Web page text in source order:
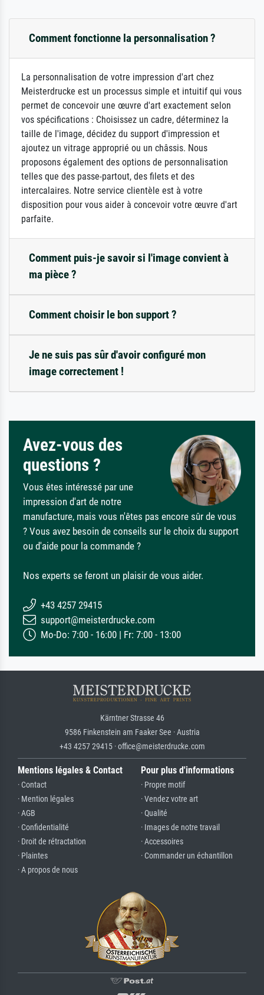
Comment fonctionne la personnalisation ?
La personnalisation de votre impression d'art chez
Meisterdrucke est un processus simple et intuitif qui vous
permet de concevoir une œuvre d'art exactement selon
vos spécifications : Choisissez un cadre, déterminez la
taille de l'image, décidez du support d'impression et
ajoutez un vitrage approprié ou un châssis. Nous
proposons également des options de personnalisation
telles que des passe-partout, des filets et des
intercalaires. Notre service clientèle est à votre
disposition pour vous aider à concevoir votre œuvre d'art
parfaite.
Comment puis-je savoir si l'image convient à
ma pièce ?
Comment choisir le bon support ?
Je ne suis pas sûr d'avoir configuré mon
image correctement !
Avez-vous des
questions ?
Vous êtes intéressé par une
impression d'art de notre
manufacture, mais vous n'êtes pas encore sûr de vous
? Vous avez besoin de conseils sur le choix du support
ou d'aide pour la commande ?
Nos experts se feront un plaisir de vous aider.
+43 4257 29415
support@meisterdrucke.com
Mo-Do: 7:00 - 16:00 | Fr: 7:00 - 13:00
Kärntner Strasse 46
9586 Finkenstein am Faaker See · Austria
+43 4257 29415 · office@meisterdrucke.com
Mentions légales & Contact
· Contact
· Mention légales
· AGB
· Confidentialité
· Droit de rétractation
· Plaintes
· A propos de nous
Pour plus d'informations
· Propre motif
· Vendez votre art
· Qualité
· Images de notre travail
· Accessoires
· Commander un échantillon